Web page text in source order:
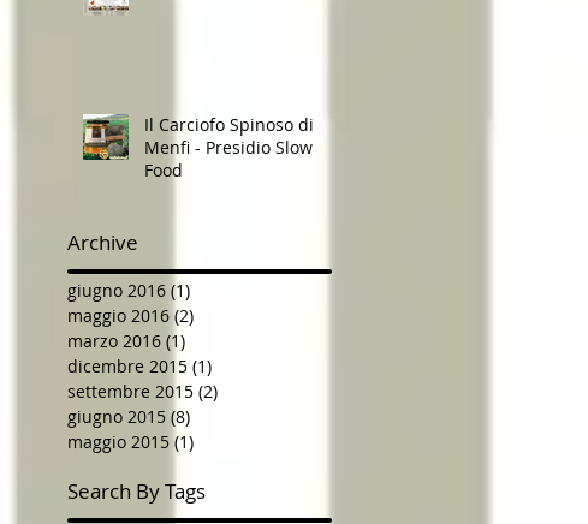
Il Carciofo Spinoso di
Menfi - Presidio Slow
Food
Archive
giugno 2016 (1)
maggio 2016 (2)
marzo 2016 (1)
dicembre 2015 (1)
settembre 2015 (2)
giugno 2015 (8)
maggio 2015 (1)
Search By Tags